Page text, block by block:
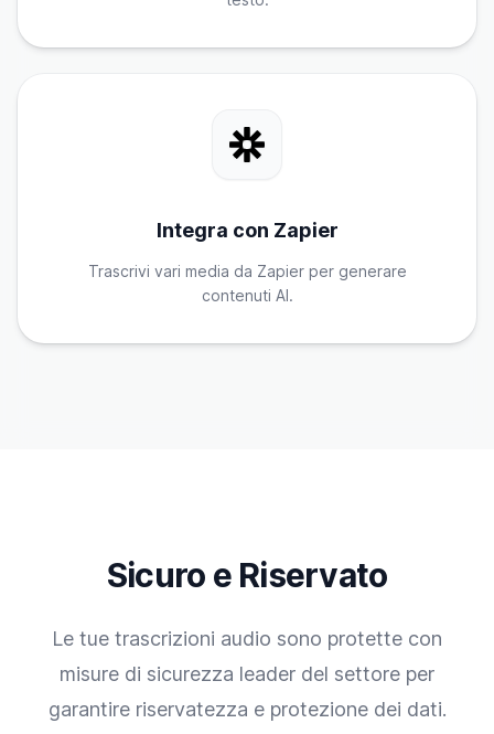
Integra con Zapier
Trascrivi vari media da Zapier per generare
contenuti AI.
Sicuro e Riservato
Le tue trascrizioni audio sono protette con
misure di sicurezza leader del settore per
garantire riservatezza e protezione dei dati.